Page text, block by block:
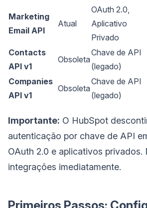
Marketing
Email API
Atual
OAuth 2.0,
Aplicativo
Privado
Contacts
API v1
Obsoleta
Chave de API
(legado)
Companies
API v1
Obsoleta
Chave de API
(legado)
Importante: O HubSpot
autenticação por chave de API
OAuth 2.0 e aplicativos privados.
integrações imediatamente.